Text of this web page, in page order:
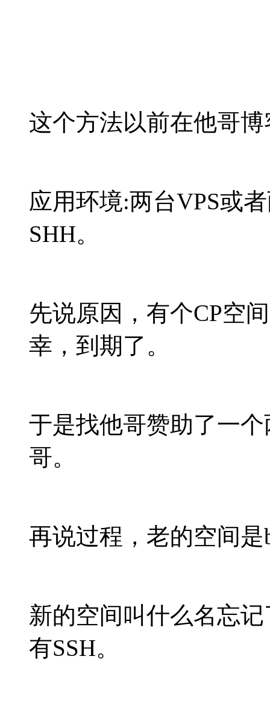
这个方法以前在他哥
应用环境:两台VPS或
SHH。
先说原因，有个CP空
幸，到期了。
于是找他哥赞助了一
哥。
再说过程，老的空间是
新的空间叫什么名忘
有SSH。